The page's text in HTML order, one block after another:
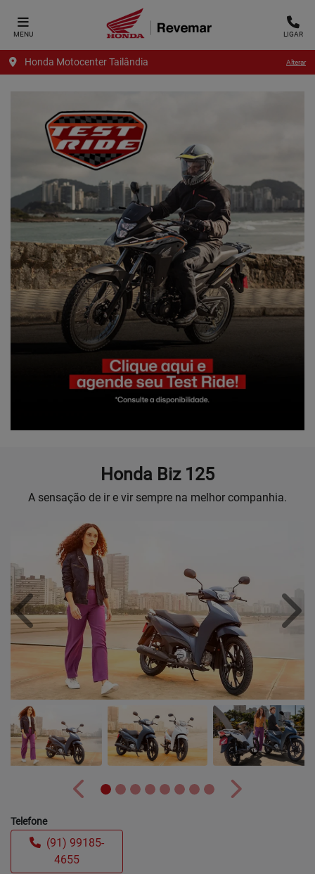
MENU LIGAR
Honda Motocenter Tailândia Alterar
Honda Biz 125
A sensação de ir e vir sempre na melhor companhia.
Anterior
Anterior Próximo
Telefone
(91) 99185-
4655